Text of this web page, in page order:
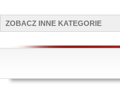
ZOBACZ INNE KATEGORIE